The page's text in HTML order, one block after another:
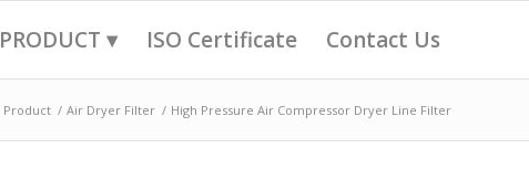
PRODUCT ▾ ISO Certificate Contact Us
Product / Air Dryer Filter / High Pressure Air Compressor Dryer Line Filter